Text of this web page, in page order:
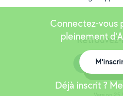
Connectez-vous
pleinement
Déjà inscrit ?